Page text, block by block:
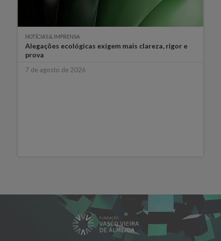
NOTÍCIAS & IMPRENSA
Alegações ecológicas exigem mais clareza, rigor e
prova
7 de agosto de 2026